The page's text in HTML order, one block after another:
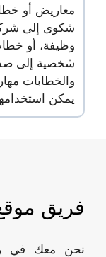
معاريض أو
شكوى إلى
وظيفة، أو
شخصية إلى
والخطابات
يمكن
فريق
نحن معك في